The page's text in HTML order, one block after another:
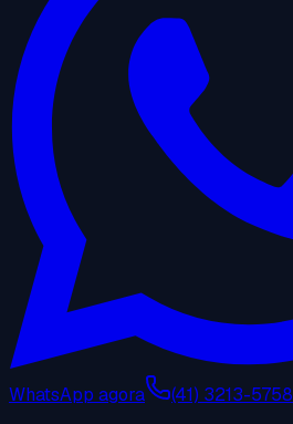
WhatsApp agora (41) 3213-5758